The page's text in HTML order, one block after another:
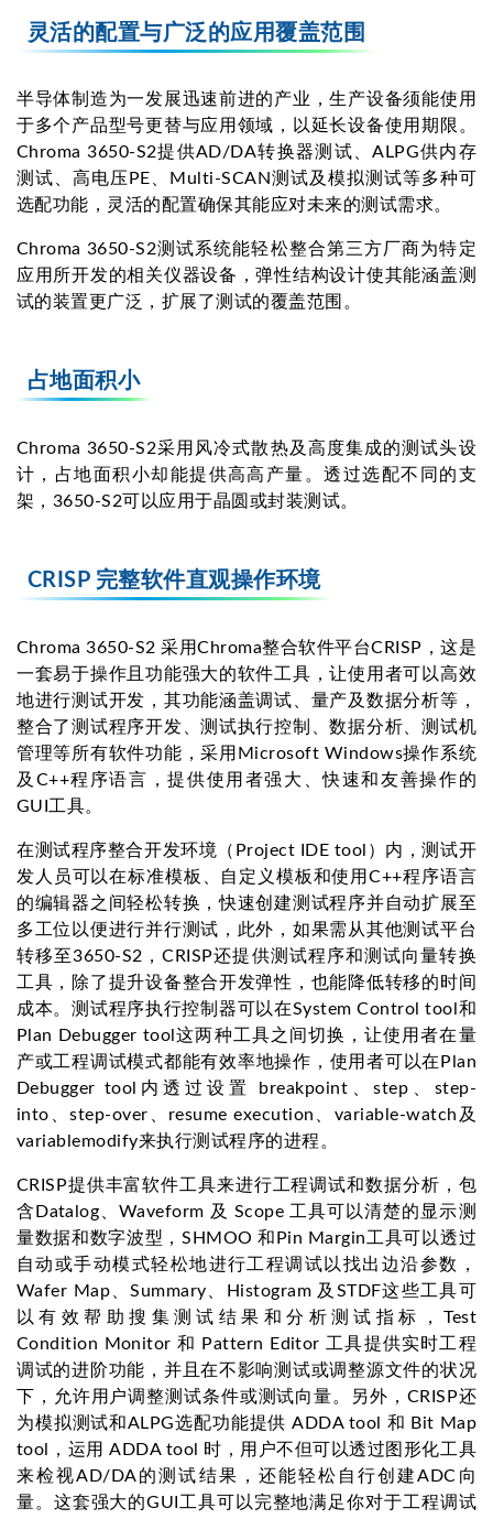
灵活的配置与广泛的应用覆盖范围
半导体制造为一发展迅速前进的产业，生产设备须能使用
于多个产品型号更替与应用领域，以延长设备使用期限。
Chroma 3650-S2提供AD/DA转换器测试、ALPG供内存
测试、高电压PE、Multi-SCAN测试及模拟测试等多种可
选配功能，灵活的配置确保其能应对未来的测试需求。
Chroma 3650-S2测试系统能轻松整合第三方厂商为特定
应用所开发的相关仪器设备，弹性结构设计使其能涵盖测
试的装置更广泛，扩展了测试的覆盖范围。
占地面积小
Chroma 3650-S2采用风冷式散热及高度集成的测试头设
计，占地面积小却能提供高高产量。透过选配不同的支
架，3650-S2可以应用于晶圆或封装测试。
CRISP 完整软件直观操作环境
Chroma 3650-S2 采用Chroma整合软件平台CRISP，这是
一套易于操作且功能强大的软件工具，让使用者可以高效
地进行测试开发，其功能涵盖调试、量产及数据分析等，
整合了测试程序开发、测试执行控制、数据分析、测试机
管理等所有软件功能，采用Microsoft Windows操作系统
及C++程序语言，提供使用者强大、快速和友善操作的
GUI工具。
在测试程序整合开发环境（Project IDE tool）内，测试开
发人员可以在标准模板、自定义模板和使用C++程序语言
的编辑器之间轻松转换，快速创建测试程序并自动扩展至
多工位以便进行并行测试，此外，如果需从其他测试平台
转移至3650-S2，CRISP还提供测试程序和测试向量转换
工具，除了提升设备整合开发弹性，也能降低转移的时间
成本。测试程序执行控制器可以在System Control tool和
Plan Debugger tool这两种工具之间切换，让使用者在量
产或工程调试模式都能有效率地操作，使用者可以在Plan
Debugger tool内透过设置 breakpoint、step、step-
into、step-over、resume execution、variable-watch及
variablemodify来执行测试程序的进程。
CRISP提供丰富软件工具来进行工程调试和数据分析，包
含Datalog、Waveform 及 Scope 工具可以清楚的显示测
量数据和数字波型，SHMOO 和Pin Margin工具可以透过
自动或手动模式轻松地进行工程调试以找出边沿参数，
Wafer Map、Summary、Histogram 及STDF这些工具可
以有效帮助搜集测试结果和分析测试指标，Test
Condition Monitor 和 Pattern Editor 工具提供实时工程
调试的进阶功能，并且在不影响测试或调整源文件的状况
下，允许用户调整测试条件或测试向量。另外，CRISP还
为模拟测试和ALPG选配功能提供 ADDA tool 和 Bit Map
tool，运用 ADDA tool 时，用户不但可以透过图形化工具
来检视AD/DA的测试结果，还能轻松自行创建ADC向
量。这套强大的GUI工具可以完整地满足你对于工程调试